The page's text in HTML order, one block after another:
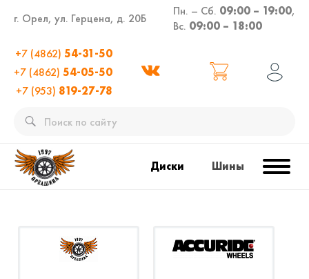
г. Орел, ул. Герцена, д. 20Б
Пн. – Сб. 09:00 – 19:00,
Вс. 09:00 – 18:00
+7 (4862) 54-31-50
+7 (4862) 54-05-50
+7 (953) 819-27-78
Диски Шины